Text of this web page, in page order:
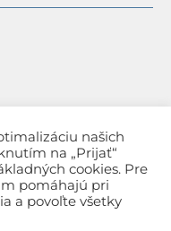
našich
na „Prijať“
cookies. Pre
pomáhajú pri
a povoľte všetky